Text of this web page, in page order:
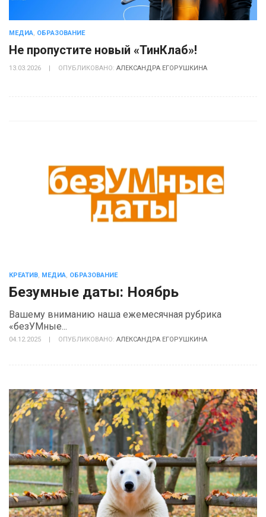
МЕДИА, ОБРАЗОВАНИЕ
Не пропустите новый «ТинКлаб»!
13.03.2026 | ОПУБЛИКОВАНО: АЛЕКСАНДРА ЕГОРУШКИНА
КРЕАТИВ, МЕДИА, ОБРАЗОВАНИЕ
Безумные даты: Ноябрь
Вашему вниманию наша ежемесячная рубрика
«безУМные...
04.12.2025 ОПУБЛИКОВАНО: АЛЕКСАНДРА ЕГОРУШКИНА